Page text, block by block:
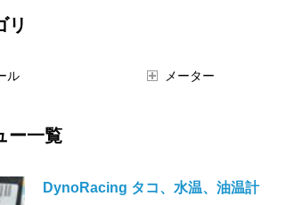
リ
ル メーター
ー一覧
DynoRacing タコ、水温、油温計